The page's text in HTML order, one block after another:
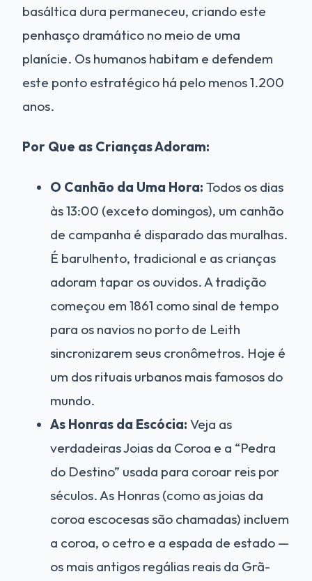
basáltica dura permaneceu, criando este
penhasço dramático no meio de uma
planície. Os humanos habitam e defendem
este ponto estratégico há pelo menos 1.200
anos.
Por Que as Crianças Adoram:
O Canhão da Uma Hora: Todos os dias
às 13:00 (exceto domingos), um canhão
de campanha é disparado das muralhas.
É barulhento, tradicional e as crianças
adoram tapar os ouvidos. A tradição
começou em 1861 como sinal de tempo
para os navios no porto de Leith
sincronizarem seus cronômetros. Hoje é
um dos rituais urbanos mais famosos do
mundo.
As Honras da Escócia: Veja as
verdadeiras Joias da Coroa e a “Pedra
do Destino” usada para coroar reis por
séculos. As Honras (como as joias da
coroa escocesas são chamadas) incluem
a coroa, o cetro e a espada de estado —
os mais antigos regálias reais da Grã-